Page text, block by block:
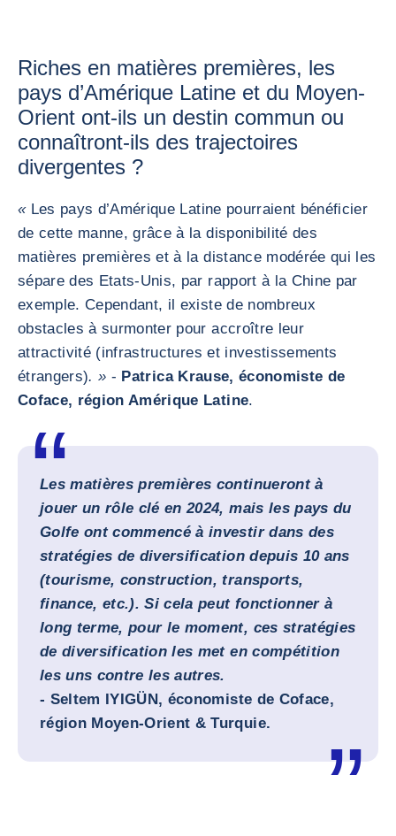
Riches en matières premières, les
pays d’Amérique Latine et du Moyen-
Orient ont-ils un destin commun ou
connaîtront-ils des trajectoires
divergentes ?
« Les pays d’Amérique Latine pourraient bénéficier
de cette manne, grâce à la disponibilité des
matières premières et à la distance modérée qui les
sépare des Etats-Unis, par rapport à la Chine par
exemple. Cependant, il existe de nombreux
obstacles à surmonter pour accroître leur
attractivité (infrastructures et investissements
étrangers). » - Patrica Krause, économiste de
Coface, région Amérique Latine.
Les matières premières continueront à
jouer un rôle clé en 2024, mais les pays du
Golfe ont commencé à investir dans des
stratégies de diversification depuis 10 ans
(tourisme, construction, transports,
finance, etc.). Si cela peut fonctionner à
long terme, pour le moment, ces stratégies
de diversification les met en compétition
les uns contre les autres.
- Seltem IYIGÜN, économiste de Coface,
région Moyen-Orient & Turquie.